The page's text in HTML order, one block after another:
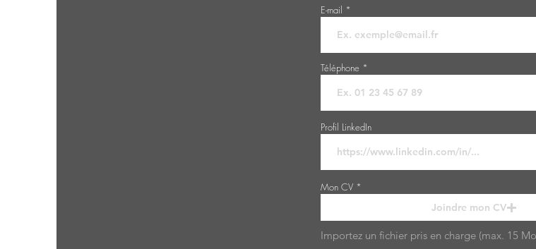
E-mail
Téléphone
Profil LinkedIn
Mon CV
Joindre mon CV
Importez un fichier pris en charge (max. 15